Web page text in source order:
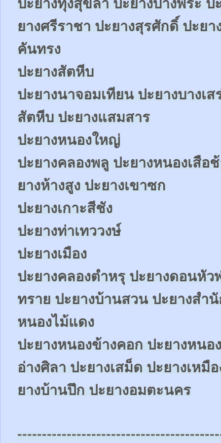
ปะยางทุ่งสุขลา ปะยางบางพระ ป
ยางศรีราชา ปะยางสุรศักดิ์ ปะย
คันทรง
ปะยางสัตหีบ
ปะยางนาจอมเทียน ปะยางบางเ
สัตหีบ ปะยางแสมสาร
ปะยางหนองใหญ่
ปะยางคลองพลู ปะยางหนองเสือ
ยางห้างสูง ปะยางเขาซก
ปะยางเกาะสีชัง
ปะยางท่าเทววงษ์
ปะยางเมือง
ปะยางคลองตำหรุ ปะยางดอนหัว
ทราย ปะยางบ้านสวน ปะยางสำ
หนองไม้แดง
ปะยางหนองข้างคอก ปะยางหนอ
อ่างศิลา ปะยางเสม็ด ปะยางเหมื
ยางบ้านปึก ปะยางอมตะนคร